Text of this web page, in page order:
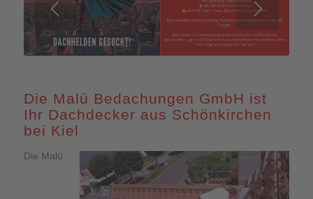
Die Malü Bedachungen GmbH ist
Ihr Dachdecker aus Schönkirchen
bei Kiel
Die Malü